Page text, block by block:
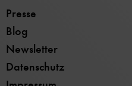
Presse
Blog
Newsletter
Datenschutz